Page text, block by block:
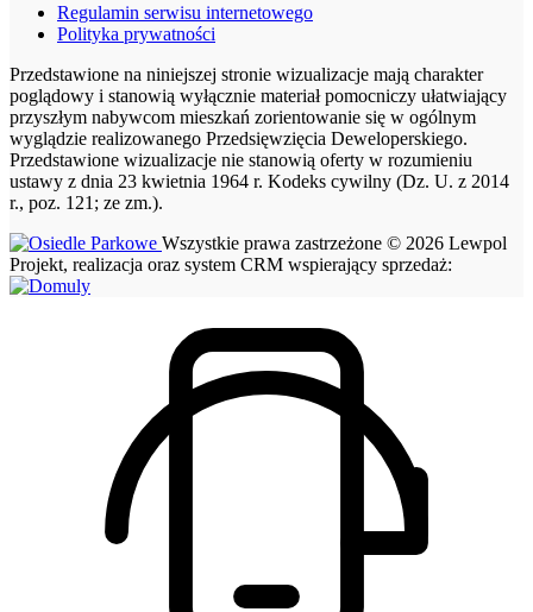
Regulamin serwisu internetowego
Polityka prywatności
Przedstawione na niniejszej stronie wizualizacje mają charakter
poglądowy i stanowią wyłącznie materiał pomocniczy ułatwiający
przyszłym nabywcom mieszkań zorientowanie się w ogólnym
wyglądzie realizowanego Przedsięwzięcia Deweloperskiego.
Przedstawione wizualizacje nie stanowią oferty w rozumieniu
ustawy z dnia 23 kwietnia 1964 r. Kodeks cywilny (Dz. U. z 2014
r., poz. 121; ze zm.).
Wszystkie prawa zastrzeżone © 2026 Lewpol
Projekt, realizacja oraz system CRM wspierający sprzedaż: